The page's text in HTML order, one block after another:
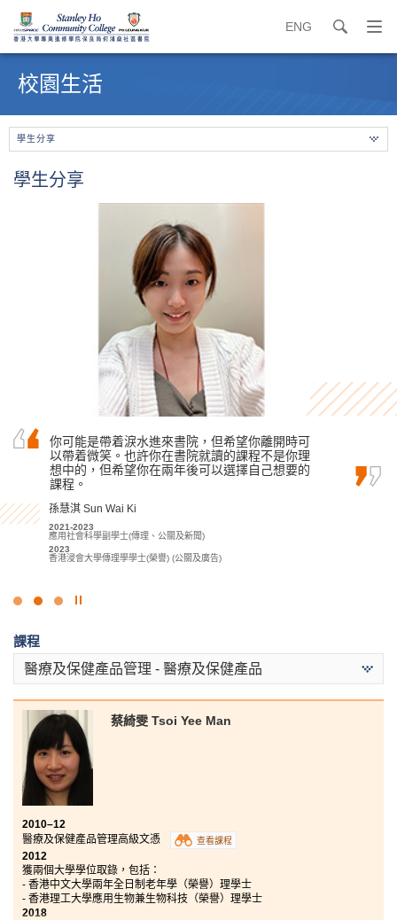
ENG search
打
開
始
校園生活
學生分享
學生分享
我要衷心感謝所有書院講師們，沒有他們的耐心
指導，我可能無法獲得滿意的成績。
郭如茵 Kwok Yu Yan
體育及康樂管理高級文憑
升讀香港中文大學理學士 (運動科學與健康教育) (兩年制課程)
你可能是帶着淚水進來書院，但希望你離開時可
以帶着微笑。也許你在書院就讀的課程不是你理
想中的，但希望你在兩年後可以選擇自己想要的
課程。
孫慧淇 Sun Wai Ki
2021-2023
應用社會科學副學士(傳理、公關及新聞)
2023
香港浸會大學傳理學學士(榮譽) (公關及廣告)
在書院兩年學習期間，我獲得了醫療及保健領域
的基礎知識。除了基礎課堂學習外，我們亦有許
多實踐機會，加上不同的課堂實驗，幫助我裝備
成為醫療專業人員必備的技能，這些學習活動對
何日喬 Ho Yat Kiu
2023-2025
醫療及保健產品管理高級文憑
2025
點
止
幻
燈
片
課程
醫療及保健產品管理 - 醫療及保健產品
蔡綺雯 Tsoi Yee Man
2010–12
醫療及保健產品管理高級文憑
查看課程
2012
獲兩個大學學位取錄，包括：
- 香港中文大學兩年全日制老年學（榮譽）理學士
- 香港理工大學應用生物兼生物科技（榮譽）理學士
2018